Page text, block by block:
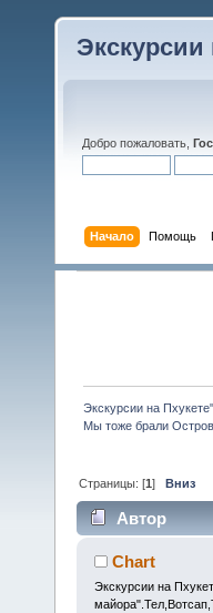
Экскурсии
Добро пожаловать,
Начало Помощь
Экскурсии на
Мы тоже брали
Страницы: [1]Вниз
Автор
раз)Chart
Экскурсии на